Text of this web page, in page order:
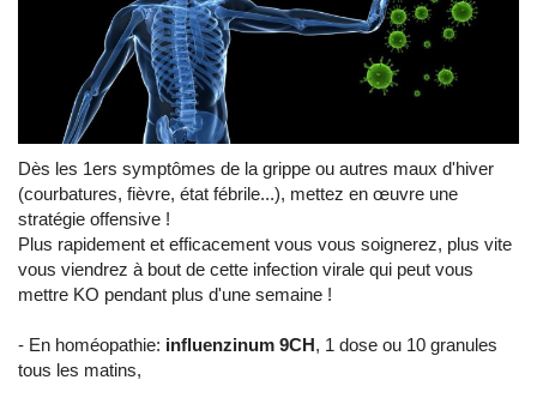
Dès les 1ers symptômes de la grippe ou autres maux d'hiver
(courbatures, fièvre, état fébrile...), mettez en œuvre une
stratégie offensive !
Plus rapidement et efficacement vous vous soignerez, plus vite
vous viendrez à bout de cette infection virale qui peut vous
mettre KO pendant plus d'une semaine !
- En homéopathie: influenzinum 9CH, 1 dose ou 10 granules
tous les matins,